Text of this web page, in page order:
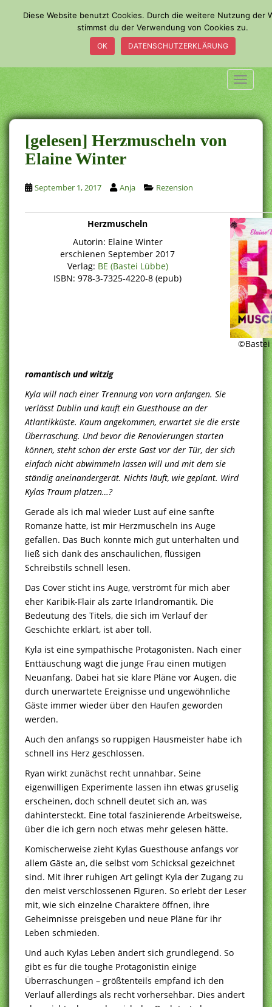
a
i
n
c
o
n
t
e
n
t
[gelesen] Herzmuscheln von
Elaine Winter
September 1, 2017 Anja Rezension
Herzmuscheln
Autorin: Elaine Winter
erschienen September 2017
Verlag: BE (Bastei Lübbe)
ISBN: 978-3-7325-4220-8 (epub)
©Bastei
romantisch und witzig
Kyla will nach einer Trennung von vorn anfangen. Sie
verlässt Dublin und kauft ein Guesthouse an der
Atlantikküste. Kaum angekommen, erwartet sie die erste
Überraschung. Und bevor die Renovierungen starten
können, steht schon der erste Gast vor der Tür, der sich
einfach nicht abwimmeln lassen will und mit dem sie
ständig aneinandergerät. Nichts läuft, wie geplant. Wird
Kylas Traum platzen…?
Gerade als ich mal wieder Lust auf eine sanfte
Romanze hatte, ist mir Herzmuscheln ins Auge
gefallen. Das Buch konnte mich gut unterhalten und
ließ sich dank des anschaulichen, flüssigen
Schreibstils schnell lesen.
Das Cover sticht ins Auge, verströmt für mich aber
eher Karibik-Flair als zarte Irlandromantik. Die
Bedeutung des Titels, die sich im Verlauf der
Geschichte erklärt, ist aber toll.
Kyla ist eine sympathische Protagonisten. Nach einer
Enttäuschung wagt die junge Frau einen mutigen
Neuanfang. Dabei hat sie klare Pläne vor Augen, die
durch unerwartete Ereignisse und ungewöhnliche
Gäste immer wieder über den Haufen geworden
werden.
Auch den anfangs so ruppigen Hausmeister habe ich
schnell ins Herz geschlossen.
Ryan wirkt zunächst recht unnahbar. Seine
eigenwilligen Experimente lassen ihn etwas gruselig
erscheinen, doch schnell deutet sich an, was
dahintersteckt. Eine total faszinierende Arbeitsweise,
über die ich gern noch etwas mehr gelesen hätte.
Komischerweise zieht Kylas Guesthouse anfangs vor
allem Gäste an, die selbst vom Schicksal gezeichnet
sind. Mit ihrer ruhigen Art gelingt Kyla der Zugang zu
den meist verschlossenen Figuren. So erlebt der Leser
mit, wie sich einzelne Charaktere öffnen, ihre
Geheimnisse preisgeben und neue Pläne für ihr
Leben schmieden.
Und auch Kylas Leben ändert sich grundlegend. So
gibt es für die toughe Protagonistin einige
Überraschungen – größtenteils empfand ich den
Verlauf allerdings als recht vorhersehbar. Dies ändert
Diese Website benutzt Cookies. Durch die weitere Nutzung der
stimmst du der Verwendung von Cookies zu.
OK DATENSCHUTZERKLÄRUNG